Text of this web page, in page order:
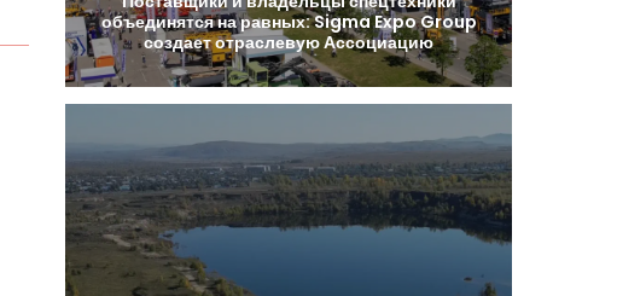
объединятсянаравных:SigmaExpoGroup
создаетотраслевуюАссоциацию